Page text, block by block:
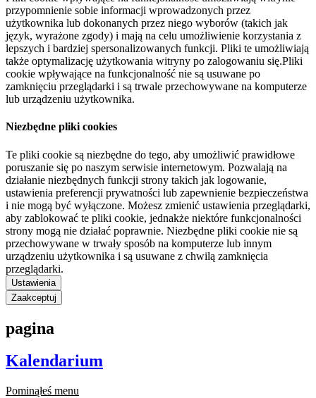
przypomnienie sobie informacji wprowadzonych przez
użytkownika lub dokonanych przez niego wyborów (takich jak
język, wyrażone zgody) i mają na celu umożliwienie korzystania z
lepszych i bardziej spersonalizowanych funkcji. Pliki te umożliwiają
także optymalizację użytkowania witryny po zalogowaniu się.Pliki
cookie wpływające na funkcjonalność nie są usuwane po
zamknięciu przeglądarki i są trwale przechowywane na komputerze
lub urządzeniu użytkownika.
Niezbędne pliki cookies
Te pliki cookie są niezbędne do tego, aby umożliwić prawidłowe
poruszanie się po naszym serwisie internetowym. Pozwalają na
działanie niezbędnych funkcji strony takich jak logowanie,
ustawienia preferencji prywatności lub zapewnienie bezpieczeństwa
i nie mogą być wyłączone. Możesz zmienić ustawienia przeglądarki,
aby zablokować te pliki cookie, jednakże niektóre funkcjonalności
strony mogą nie działać poprawnie. Niezbędne pliki cookie nie są
przechowywane w trwały sposób na komputerze lub innym
urządzeniu użytkownika i są usuwane z chwilą zamknięcia
przeglądarki.
Ustawienia
Zaakceptuj
pagina
Kalendarium
Pominąłeś menu